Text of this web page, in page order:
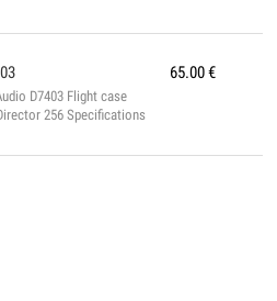
65.00€
D7403 Flight case
256 Specifications